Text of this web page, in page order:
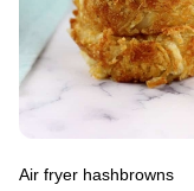
Air fryer hashbrowns